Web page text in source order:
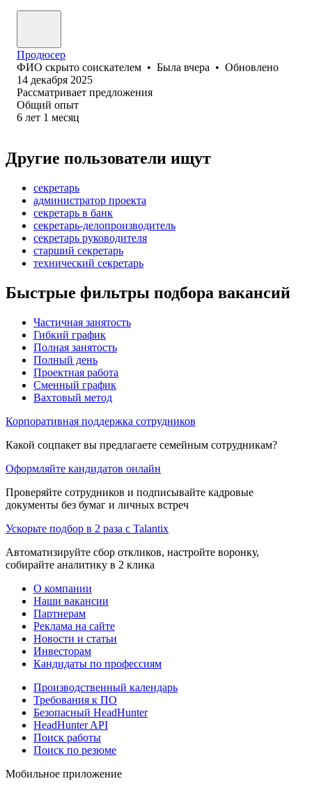
Продюсер
ФИО скрыто соискателем • Была вчера • Обновлено
14 декабря 2025
Рассматривает предложения
Общий опыт
6 лет 1 месяц
Другие пользователи ищут
секретарь
администратор проекта
секретарь в банк
секретарь-делопроизводитель
секретарь руководителя
старший секретарь
технический секретарь
Быстрые фильтры подбора вакансий
Частичная занятость
Гибкий график
Полная занятость
Полный день
Проектная работа
Сменный график
Вахтовый метод
Корпоративная поддержка сотрудников
Какой соцпакет вы предлагаете семейным сотрудникам?
Оформляйте кандидатов онлайн
Проверяйте сотрудников и подписывайте кадровые
документы без бумаг и личных встреч
Ускорьте подбор в 2 раза с Talantix
Автоматизируйте сбор откликов, настройте воронку,
собирайте аналитику в 2 клика
О компании
Наши вакансии
Партнерам
Реклама на сайте
Новости и статьи
Инвесторам
Кандидаты по профессиям
Производственный календарь
Требования к ПО
Безопасный HeadHunter
HeadHunter API
Поиск работы
Поиск по резюме
Мобильное приложение